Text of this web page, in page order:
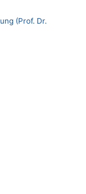
(Prof. Dr.